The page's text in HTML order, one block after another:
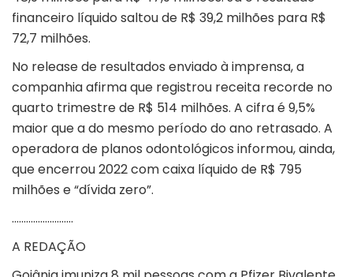
financeiro líquido saltou de R$ 39,2 milhões para R$
72,7 milhões.
No release de resultados enviado à imprensa, a
companhia afirma que registrou receita recorde no
quarto trimestre de R$ 514 milhões. A cifra é 9,5%
maior que a do mesmo período do ano retrasado. A
operadora de planos odontológicos informou, ainda,
que encerrou 2022 com caixa líquido de R$ 795
milhões e “dívida zero”.
……………………..
A REDAÇÃO